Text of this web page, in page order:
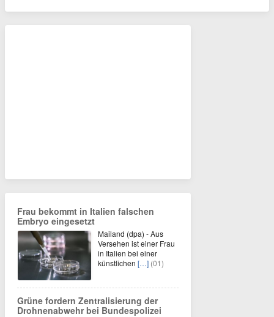
Frau bekommt in Italien falschen
Embryo eingesetzt
Mailand (dpa) - Aus
Versehen ist einer Frau
in Italien bei einer
künstlichen […] (01)
Grüne fordern Zentralisierung der
Drohnenabwehr bei Bundespolizei